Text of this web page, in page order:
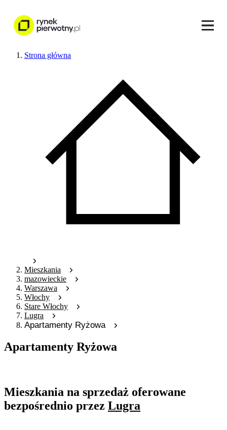
Strona główna
Mieszkania
mazowieckie
Warszawa
Włochy
Stare Włochy
Lugra
Apartamenty Ryżowa
Apartamenty Ryżowa
Mieszkania na sprzedaż oferowane
bezpośrednio przez Lugra